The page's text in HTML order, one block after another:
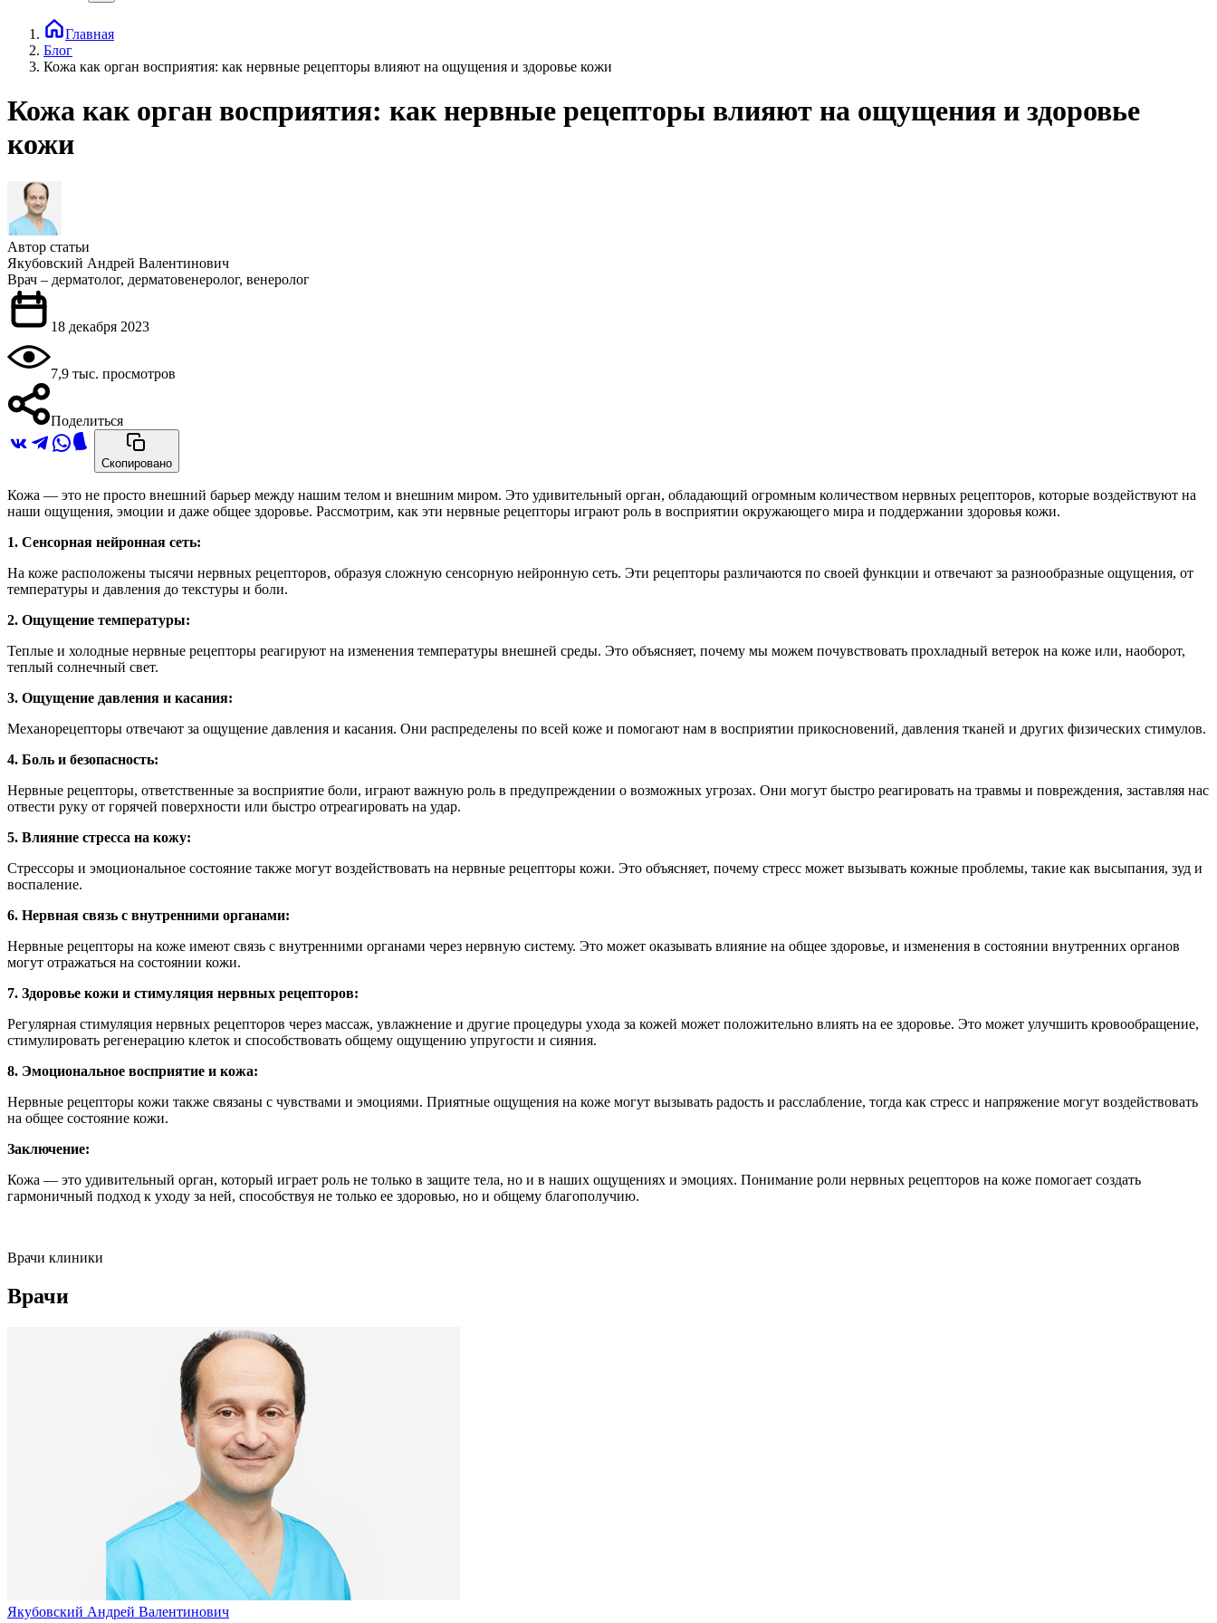
Главная
Блог
Кожа как орган восприятия: как нервные рецепторы влияют на ощущения и здоровье кожи
Кожа как орган восприятия: как нервные рецепторы влияют на ощущения и здоровье
кожи
Автор статьи
Якубовский Андрей Валентинович
Врач – дерматолог, дерматовенеролог, венеролог
18 декабря 2023
7,9 тыс. просмотров
Поделиться
Скопировано
Кожа — это не просто внешний барьер между нашим телом и внешним миром. Это удивительный орган, обладающий огромным количеством нервных рецепторов, которые воздействуют на
наши ощущения, эмоции и даже общее здоровье. Рассмотрим, как эти нервные рецепторы играют роль в восприятии окружающего мира и поддержании здоровья кожи.
1. Сенсорная нейронная сеть:
На коже расположены тысячи нервных рецепторов, образуя сложную сенсорную нейронную сеть. Эти рецепторы различаются по своей функции и отвечают за разнообразные ощущения, от
температуры и давления до текстуры и боли.
2. Ощущение температуры:
Теплые и холодные нервные рецепторы реагируют на изменения температуры внешней среды. Это объясняет, почему мы можем почувствовать прохладный ветерок на коже или, наоборот,
теплый солнечный свет.
3. Ощущение давления и касания:
Механорецепторы отвечают за ощущение давления и касания. Они распределены по всей коже и помогают нам в восприятии прикосновений, давления тканей и других физических стимулов.
4. Боль и безопасность:
Нервные рецепторы, ответственные за восприятие боли, играют важную роль в предупреждении о возможных угрозах. Они могут быстро реагировать на травмы и повреждения, заставляя нас
отвести руку от горячей поверхности или быстро отреагировать на удар.
5. Влияние стресса на кожу:
Стрессоры и эмоциональное состояние также могут воздействовать на нервные рецепторы кожи. Это объясняет, почему стресс может вызывать кожные проблемы, такие как высыпания, зуд и
воспаление.
6. Нервная связь с внутренними органами:
Нервные рецепторы на коже имеют связь с внутренними органами через нервную систему. Это может оказывать влияние на общее здоровье, и изменения в состоянии внутренних органов
могут отражаться на состоянии кожи.
7. Здоровье кожи и стимуляция нервных рецепторов:
Регулярная стимуляция нервных рецепторов через массаж, увлажнение и другие процедуры ухода за кожей может положительно влиять на ее здоровье. Это может улучшить кровообращение,
стимулировать регенерацию клеток и способствовать общему ощущению упругости и сияния.
8. Эмоциональное восприятие и кожа:
Нервные рецепторы кожи также связаны с чувствами и эмоциями. Приятные ощущения на коже могут вызывать радость и расслабление, тогда как стресс и напряжение могут воздействовать
на общее состояние кожи.
Заключение:
Кожа — это удивительный орган, который играет роль не только в защите тела, но и в наших ощущениях и эмоциях. Понимание роли нервных рецепторов на коже помогает создать
гармоничный подход к уходу за ней, способствуя не только ее здоровью, но и общему благополучию.
Врачи клиники
Врачи
Якубовский Андрей Валентинович